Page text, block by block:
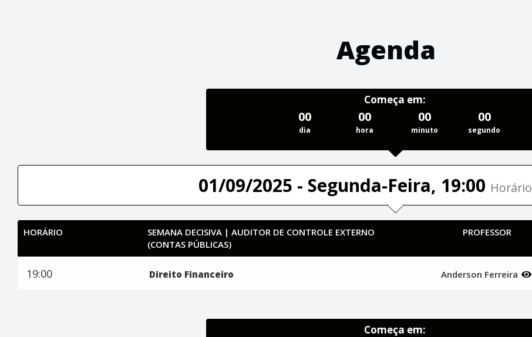
Agenda
Começa em:
00
dia
00
hora
00
minuto
00
segundo
01/09/2025 - Segunda-Feira, 19:00
HORÁRIO
SEMANA DECISIVA | AUDITOR DE CONTROLE EXTERNO
(CONTAS PÚBLICAS)
PROFESSOR
19:00 Direito Financeiro Anderson Ferreira
Começa em: